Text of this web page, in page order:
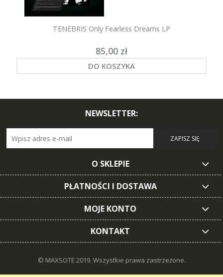
TENEBRIS Only Fearless Dreams LP
85,00 zł
DO KOSZYKA
NEWSLETTER:
ZAPISZ SIĘ
O SKLEPIE
PŁATNOŚCI I DOSTAWA
MOJE KONTO
KONTAKT
© MAXSOTE 2019. Wszystkie prawa zastrzeżone.